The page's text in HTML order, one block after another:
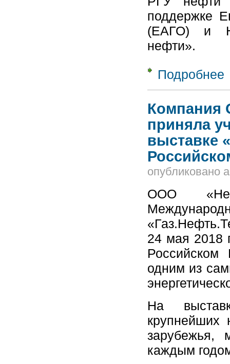
поддержке
(ЕАГО) и
нефти».
Подробнее
Компания
приняла
выставке
опубликовано
ООО
24 мая 2018
Российском
одним из
На
крупнейших
зарубежья,
каждым